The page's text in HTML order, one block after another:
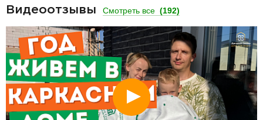
Видеоотзывы Смотреть все (192)
Смотреть